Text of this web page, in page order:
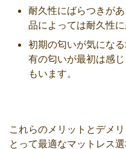
耐久性にばらつきが
品によっては耐久性
初期の匂いが気にな
有の匂いが最初は感
もいます。
これらのメリットとデメ
とって最適なマットレス